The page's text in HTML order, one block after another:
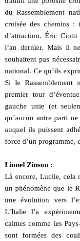
du Rassemblement
croisée des chemins :
d’attraction. Éric Ciotti
l’an dernier. Mais il
souhaitent pas
national. Ce qu’ils
Si le Rassemblement
premier tour
gauche unie (et
qu’aucun autre parti
auquel ils puissent
force d’un programme,
Lionel Zinsou :
Là encore, Lucile, cela
un phénomène que le
une évolution vers
L’Italie l’a
calmes comme les
sont formées des